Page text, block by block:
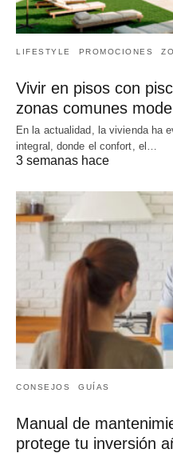
LIFESTYLE PROMOCIONES
Vivir en pisos con
zonas comunes
En la actualidad, la vivienda ha
integral, donde el confort, el…
3 semanas hace
CONSEJOS GUÍAS
Manual de
protege tu inversión